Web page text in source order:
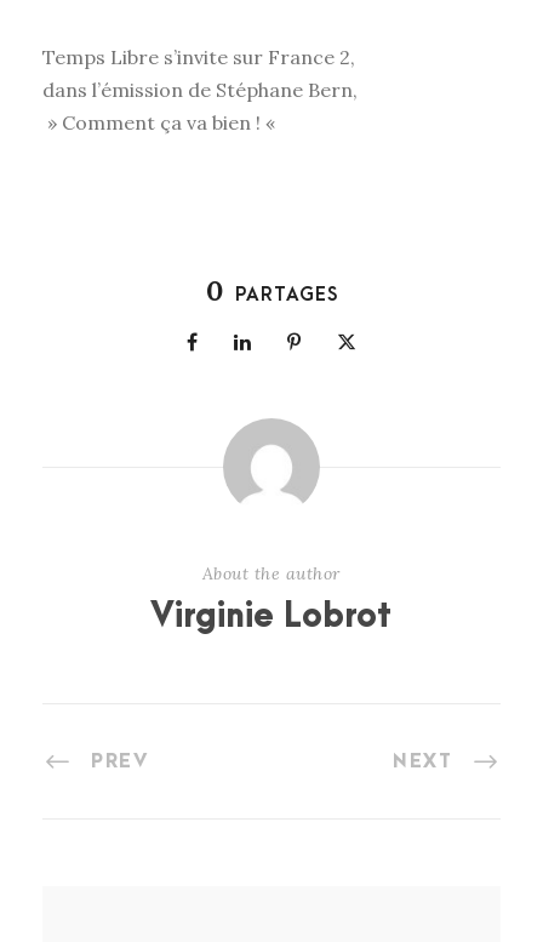
Temps Libre s’invite sur France 2,
dans l’émission de Stéphane Bern,
» Comment ça va bien ! «
0 PARTAGES
About the author
Virginie Lobrot
PREV NEXT